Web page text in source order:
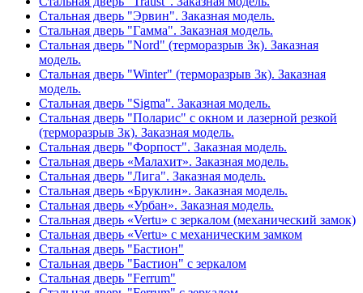
Стальная дверь "Эрвин". Заказная модель.
Стальная дверь "Гамма". Заказная модель.
Стальная дверь "Nord" (терморазрыв 3к). Заказная
модель.
Стальная дверь "Winter" (терморазрыв 3к). Заказная
модель.
Стальная дверь "Sigma". Заказная модель.
Стальная дверь "Поларис" с окном и лазерной резкой
(терморазрыв 3к). Заказная модель.
Стальная дверь "Форпост". Заказная модель.
Стальная дверь «Малахит». Заказная модель.
Стальная дверь "Лига". Заказная модель.
Стальная дверь «Бруклин». Заказная модель.
Стальная дверь «Урбан». Заказная модель.
Стальная дверь «Vertu» с зеркалом (механический замок)
Стальная дверь «Vertu» с механическим замком
Стальная дверь "Бастион"
Стальная дверь "Бастион" с зеркалом
Стальная дверь "Ferrum"